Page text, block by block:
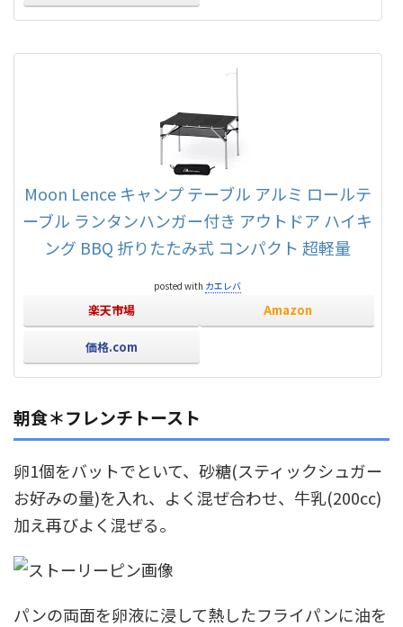
Moon Lence キャンプ テーブル アルミ ロールテ
ーブル ランタンハンガー付き アウトドア ハイキ
ング BBQ 折りたたみ式 コンパクト 超軽量
posted with カエレバ
楽天市場 Amazon
価格.com
朝食＊フレンチトースト
卵1個をバットでといて、砂糖(スティックシュガー
お好みの量)を入れ、よく混ぜ合わせ、牛乳(200cc)
加え再びよく混ぜる。
パンの両面を卵液に浸して熱したフライパンに油を